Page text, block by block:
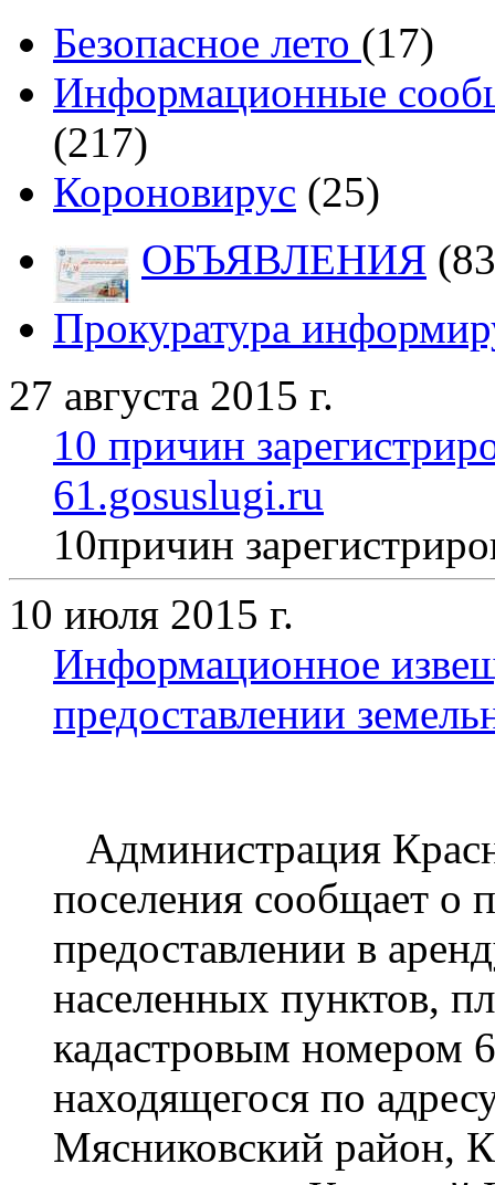
Безопасное лето (17)
Информационные
(217)
Короновирус (25)
ОБЪЯВЛЕНИЯ
Прокуратура
27 августа 2015 г.
10 причин
61.gosuslugi.ru
10причин
10 июля 2015 г.
Информационное
предоставлении
Администрация
поселения сообщает о
предоставлении в
населенных пунктов,
кадастровым номером
находящегося по
Мясниковский район,